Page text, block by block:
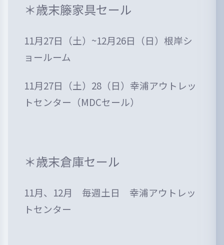
＊歳末籐家具セール
11月27日（土）~12月26日（日）根岸シ
ョールーム
11月27日（土）28（日）幸浦アウトレッ
トセンター（MDCセール）
＊歳末倉庫セール
11月、12月 毎週土日 幸浦アウトレッ
トセンター